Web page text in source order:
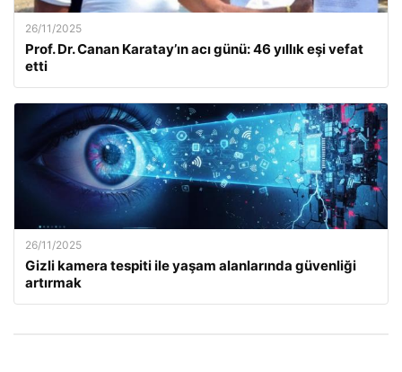
26/11/2025
Prof. Dr. Canan Karatay’ın acı günü: 46 yıllık eşi vefat
etti
26/11/2025
Gizli kamera tespiti ile yaşam alanlarında güvenliği
artırmak